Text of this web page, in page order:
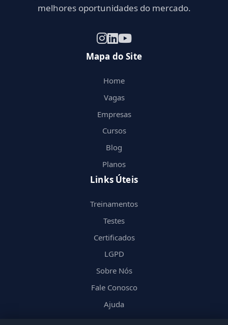
melhores oportunidades do mercado.
Mapa do Site
Home
Vagas
Empresas
Cursos
Blog
Planos
Links Úteis
Treinamentos
Testes
Certificados
LGPD
Sobre Nós
Fale Conosco
Ajuda